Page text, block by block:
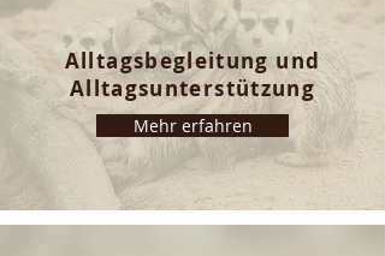
Alltagsbegleitung und
Alltagsunterstützung
Mehr erfahren